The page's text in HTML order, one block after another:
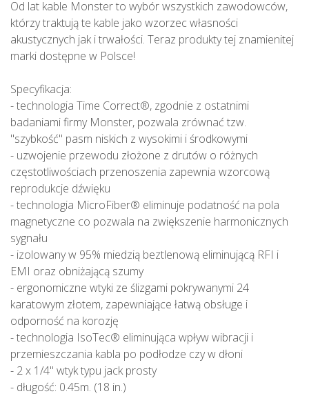
Od lat kable Monster to wybór wszystkich zawodowców,
którzy traktują te kable jako wzorzec własności
akustycznych jak i trwałości. Teraz produkty tej znamienitej
marki dostępne w Polsce!
Specyfikacja:
- technologia Time Correct®, zgodnie z ostatnimi
badaniami firmy Monster, pozwala zrównać tzw.
"szybkość" pasm niskich z wysokimi i środkowymi
- uzwojenie przewodu złożone z drutów o różnych
częstotliwościach przenoszenia zapewnia wzorcową
reprodukcje dźwięku
- technologia MicroFiber® eliminuje podatność na pola
magnetyczne co pozwala na zwiększenie harmonicznych
sygnału
- izolowany w 95% miedzią beztlenową eliminującą RFI i
EMI oraz obniżającą szumy
- ergonomiczne wtyki ze ślizgami pokrywanymi 24
karatowym złotem, zapewniające łatwą obsługe i
odporność na korozję
- technologia IsoTec® eliminująca wpływ wibracji i
przemieszczania kabla po podłodze czy w dłoni
- 2 x 1/4" wtyk typu jack prosty
- długość: 0.45m. (18 in.)